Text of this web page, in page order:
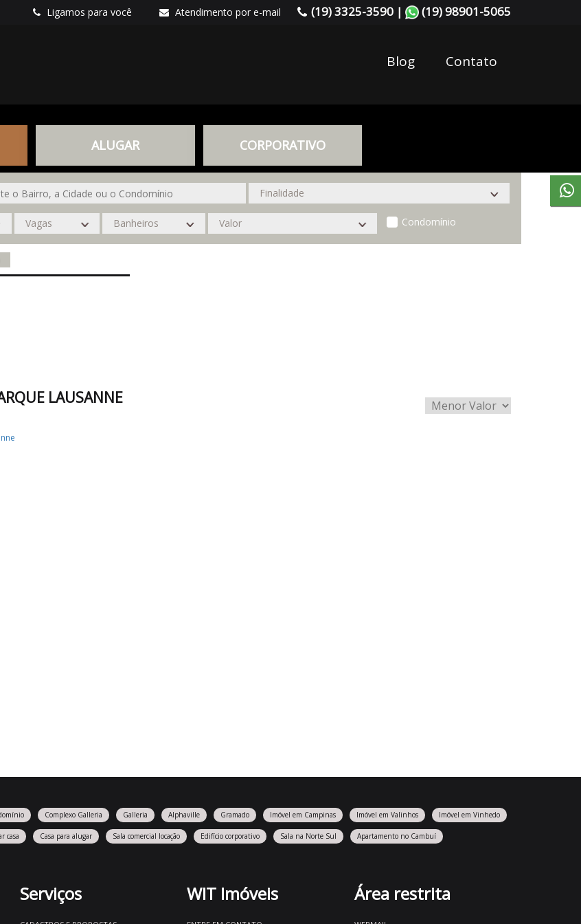
Ligamos para você Atendimento por e-mail (19) 3325-3590 | (19) 98901-5065
Blog Contato
ALUGAR CORPORATIVO
Condomínio
LAUSANNE
Complexo Galleria Galleria Alphaville Gramado Imóvel em Campinas Imóvel em Valinhos Imóvel em Vinhedo
casa Casa para alugar Sala comercial locação Edifício corporativo Sala na Norte Sul Apartamento no Cambuí
Serviços WIT Imóveis Área restrita